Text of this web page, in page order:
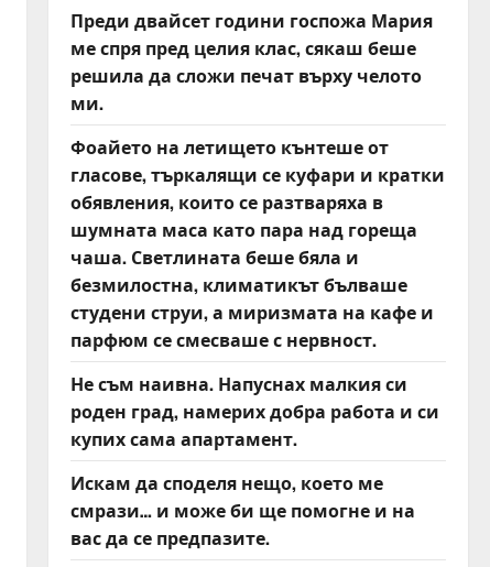
Преди двайсет години госпожа Мария
ме спря пред целия клас, сякаш беше
решила да сложи печат върху челото
ми.
Фоайето на летището кънтеше от
гласове, търкалящи се куфари и кратки
обявления, които се разтваряха в
шумната маса като пара над гореща
чаша. Светлината беше бяла и
безмилостна, климатикът бълваше
студени струи, а миризмата на кафе и
парфюм се смесваше с нервност.
Не съм наивна. Напуснах малкия си
роден град, намерих добра работа и си
купих сама апартамент.
Искам да споделя нещо, което ме
смрази… и може би ще помогне и на
вас да се предпазите.